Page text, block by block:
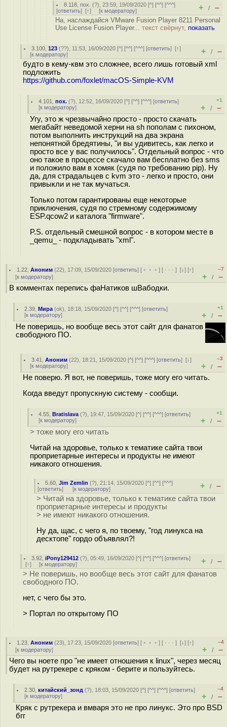
8.118 ,пох. (?), 23:59, 19/09/2020 [^] [^^] [^^^]
[ответить] [↑] [к модератору] + / –
На, наслаждайся VMware Fusion Player 8211 Personal
Use License Fusion Player... текст свёрнут, показать
3.100 ,123 (??), 11:53, 16/09/2020 [^] [^^] [^^^] [ответить][↑]
[к модератору] + / –
будто в кему-квм это сложнее, всего лишь готовый xml
подложить
https://github.com/foxlet/macOS-Simple-KVM
4.101 ,пох. (?), 12:52, 16/09/2020 [^] [^^] [^^^] [ответить]
[к модератору]
+1
+ / –
Угу, это ж чрезвычайно просто - просто скачать
мегабайт неведомой херни на sh пополам с пихоном,
потом выполнить инструкций на два экрана
непонятной бредятины, "и вы удивитесь, как легко и
просто все у вас получилось". Отдельный вопрос - что
оно такое в процессе скачало вам бесплатно без sms
и положило вам в хомяк (судя по требованию pip). Ну
да, для страдальцев с kvm это - легко и просто, они
привыкли и не так мучаться.
Только потом гарантированы еще некоторые
приключения, судя по стремному содержимому
ESP.qcow2 и каталога "firmware".
P.S. отдельный смешной вопрос - в котором месте в
_qemu_ - подкладывать "xml".
1.22 ,Аноним (22), 17:09, 15/09/2020 [ответить] [ ﹢﹢﹢] [ · · ·][↓] [↑]
[к модератору]
–7
+ / –
В комментах перепись фаHатиков шВабодки.
2.39 ,Мира (ok), 18:18, 15/09/2020 [^] [^^] [^^^] [ответить]
[к модератору]
+1
+ / –
Не поверишь, но вообще весь этот сайт для фанатов
свободного ПО.
3.41 ,Аноним (22), 18:21, 15/09/2020 [^] [^^] [^^^] [ответить][↓]
[к модератору]
–3
+ / –
Не поверю. Я вот, не поверишь, тоже могу его читать.
Когда введут пропускную систему - сообщи.
4.55 ,Bratislava (?), 19:47, 15/09/2020 [^] [^^] [^^^] [ответить]
[к модератору]
+1
+ / –
> тоже могу его читать
Читай на здоровье, только к тематике сайта твои
проприетарные интересы и продукты не имеют
никакого отношения.
5.60 ,Jim Zemlin (?), 21:14, 15/09/2020 [^] [^^] [^^^]
[ответить] [к модератору] + / –
> Читай на здоровье, только к тематике сайта твои
проприетарные интересы и продукты
> не имеют никакого отношения.
Ну да, щас, с чего я, по твоему, "год линукса на
десктопе" гордо объявлял?!
3.92 ,iPony129412 (?), 05:49, 16/09/2020 [^] [^^] [^^^] [ответить]
[↑] [к модератору] + / –
> Не поверишь, но вообще весь этот сайт для фанатов
свободного ПО.
нет, с чего бы это.
> Портал по открытому ПО
1.23 ,Аноним (23), 17:23, 15/09/2020 [ответить] [ ﹢﹢﹢] [ · · ·][↓] [↑]
[к модератору]
–4
+ / –
Чего вы ноете про "не имеет отношения к linux", через месяц
будет на рутрекере с кряком - берите и пользуйтесь.
2.30 ,китайский_зонд (?), 18:03, 15/09/2020 [^] [^^] [^^^] [ответить]
[к модератору]
–4
+ / –
Кряк с рутрекера и вмваря это не про линукс. Это про BSD
бгг